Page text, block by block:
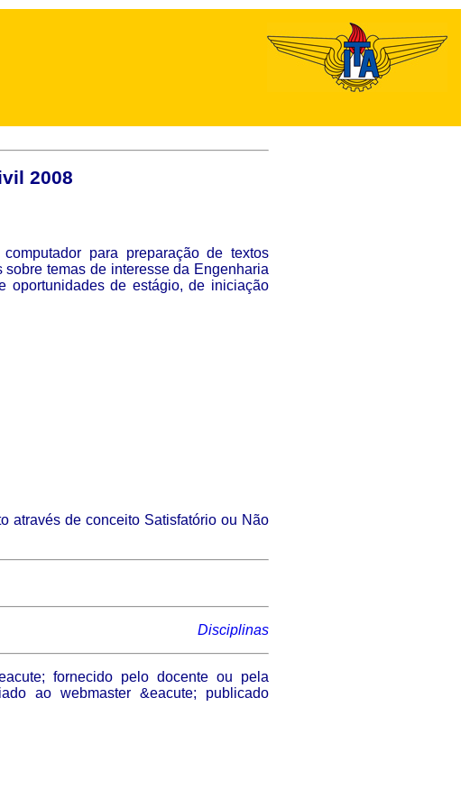
2008
para preparação de textos
temas de interesse da Engenharia
oportunidades de estágio, de iniciação
através de conceito Satisfatório ou Não
Disciplinas
fornecido pelo docente ou pela
ao webmaster &eacute; publicado